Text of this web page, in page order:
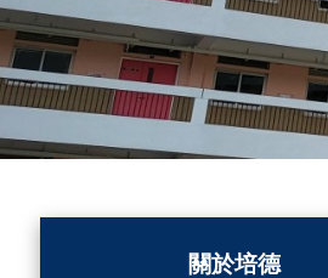
關於培德